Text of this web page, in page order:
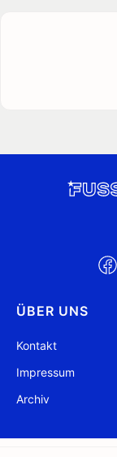
ÜBER UNS
Kontakt
Impressum
Archiv